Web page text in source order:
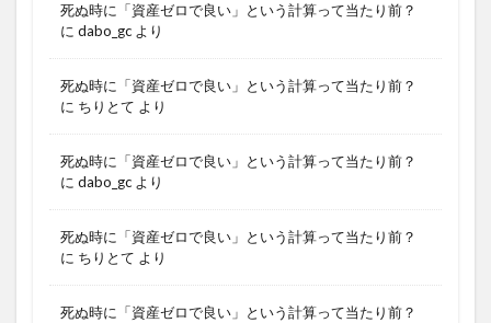
死ぬ時に「資産ゼロで良い」という計算って当たり前？
に dabo_gc より
死ぬ時に「資産ゼロで良い」という計算って当たり前？
に ちりとて より
死ぬ時に「資産ゼロで良い」という計算って当たり前？
に dabo_gc より
死ぬ時に「資産ゼロで良い」という計算って当たり前？
に ちりとて より
死ぬ時に「資産ゼロで良い」という計算って当たり前？